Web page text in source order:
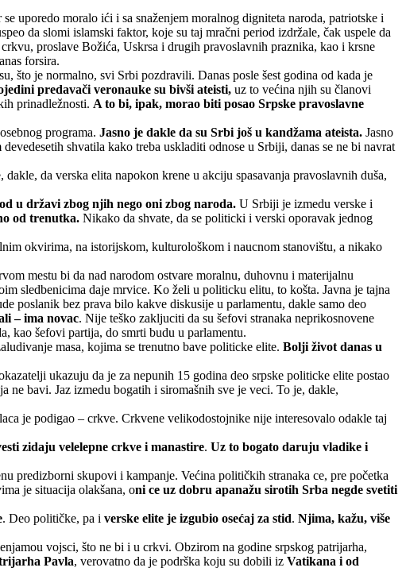
se uporedo moralo ići i sa snaženjem moralnog digniteta naroda, patriotske i
da slomi islamski faktor, koje su taj mračni period izdržale, čak uspele da
proslave Božića, Uskrsa i drugih pravoslavnih praznika, kao i krsne
forsira.
što je normalno, svi Srbi pozdravili. Danas posle šest godina od kada je
predavači veronauke su bivši ateisti, uz to većina njih su članovi
prinadležnosti. A to bi, ipak, morao biti posao Srpske pravoslavne
programa. Jasno je dakle da su Srbi još u kandžama ateista. Jasno
shvatila kako treba uskladiti odnose u Srbiji, danas se ne bi navrat
da verska elita napokon krene u akciju spasavanja pravoslavnih duša,
u državi zbog njih nego oni zbog naroda. U Srbiji je izmedu verske i
od trenutka. Nikako da shvate, da se politicki i verski oporavak jednog
okvirima, na istorijskom, kulturološkom i naucnom stanovištu, a nikako
mestu bi da nad narodom ostvare moralnu, duhovnu i materijalnu
sledbenicima daje mrvice. Ko želi u politicku elitu, to košta. Javna je tajna
poslanik bez prava bilo kakve diskusije u parlamentu, dakle samo deo
– ima novac. Nije teško zakljuciti da su šefovi stranaka neprikosnovene
kao šefovi partija, do smrti budu u parlamentu.
masa, kojima se trenutno bave politicke elite. Bolji život danas u
ukazuju da je za nepunih 15 godina deo srpske politicke elite postao
ne bavi. Jaz izmedu bogatih i siromašnih sve je veci. To je, dakle,
je podigao – crkve. Crkvene velikodostojnike nije interesovalo odakle taj
zidaju velelepne crkve i manastire. Uz to bogato daruju vladike i
predizborni skupovi i kampanje. Većina političkih stranaka ce, pre početka
je situacija olakšana, oni ce uz dobru apanažu sirotih Srba negde svetiti
. Deo političke, pa i verske elite je izgubio osećaj za stid. Njima, kažu, više
vojsci, što ne bi i u crkvi. Obzirom na godine srpskog patrijarha,
Pavla, verovatno da je podrška koju su dobili iz Vatikana i od